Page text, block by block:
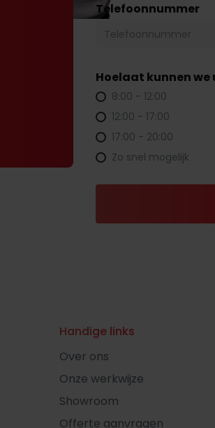
Telefoonnummer
Hoelaat kunnen
8:00 - 12:00
12:00 - 17:00
17:00 - 20:00
Zo snel mogelijk
Handige links
Over ons
Onze werkwijze
Showroom
Offerte aanvragen